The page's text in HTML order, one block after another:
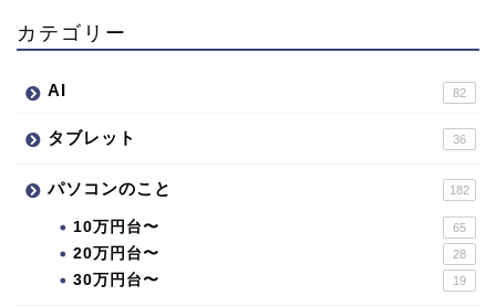
カテゴリー
AI 82
タブレット 36
パソコンのこと 182
10万円台〜 65
20万円台〜 28
30万円台〜 19